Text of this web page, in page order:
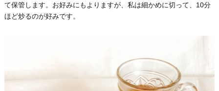
て保管します。お好みにもよりますが、私は細かめに切って、10分
ほど炒るのが好みです。